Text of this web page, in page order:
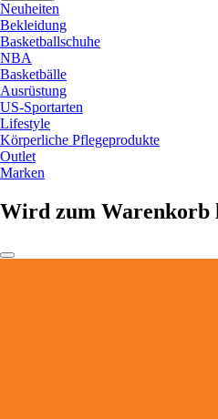
Neuheiten
Bekleidung
Basketballschuhe
NBA
Basketbälle
Ausrüstung
US-Sportarten
Lifestyle
Körperliche Pflegeprodukte
Outlet
Marken
Wird zum Warenkorb